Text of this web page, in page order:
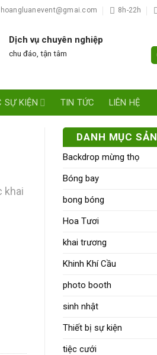
hoangluanevent@gmai.com 8h-22h
Dịch vụ chuyên nghiệp
chu đáo, tận tâm
SỰ KIỆN TIN TỨC LIÊN HỆ
DANH MỤC
Backdrop mừng thọ
Bóng bay
bong bóng
Hoa Tươi
khai trương
Khinh Khí Cầu
photo booth
sinh nhật
Thiết bị sự kiện
tiệc cưới
khai